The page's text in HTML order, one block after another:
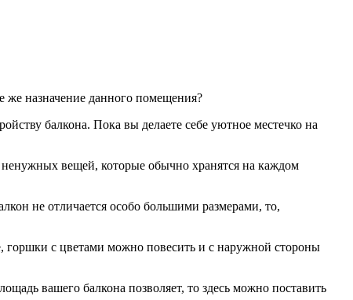
же назначение данного помещения?
балкона. Пока вы делаете себе уютное местечко на
ненужных вещей, которые обычно хранятся на каждом
не отличается особо большими размерами, то,
горшки с цветами можно повесить и с наружной стороны
вашего балкона позволяет, то здесь можно поставить